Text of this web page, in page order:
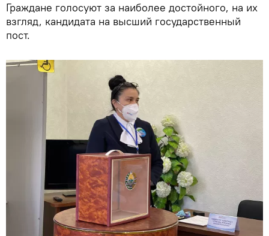
Граждане голосуют за наиболее достойного, на их
взгляд, кандидата на высший государственный
пост.